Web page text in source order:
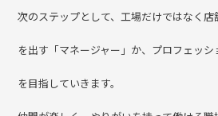
生産計画を立案します。
チーム全体で工場としての品質・生産点数
れます。